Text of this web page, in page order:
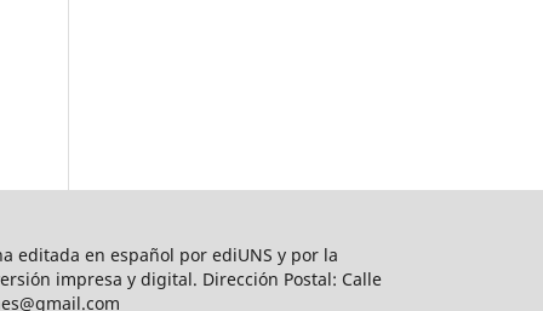
editada en español por ediUNS y por la
impresa y digital. Dirección Postal: Calle